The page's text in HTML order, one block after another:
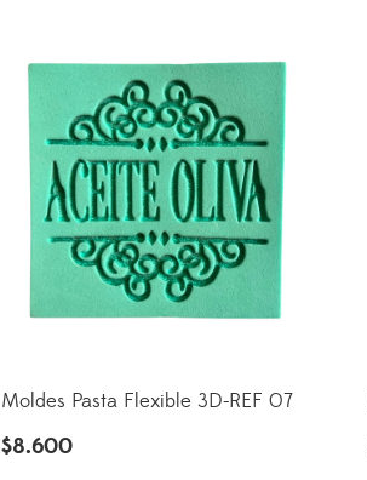
Moldes Pasta Flexible 3D-REF 07
$8.600